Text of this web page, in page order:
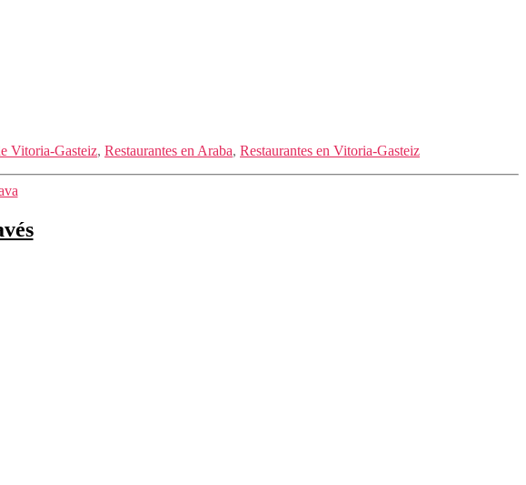
Vitoria-Gasteiz, Restaurantes en Araba, Restaurantes en Vitoria-Gasteiz